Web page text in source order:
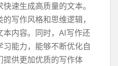
速生成高质量的文本。
写作风格和思维逻辑，
内容。同时，AI写作还
能力，能够不断优化自
提供更加优质的写作体